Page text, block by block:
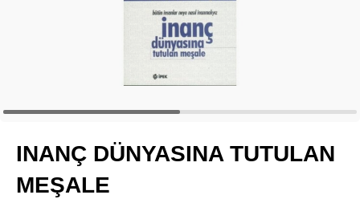
INANÇ DÜNYASINA TUTULAN
MEŞALE